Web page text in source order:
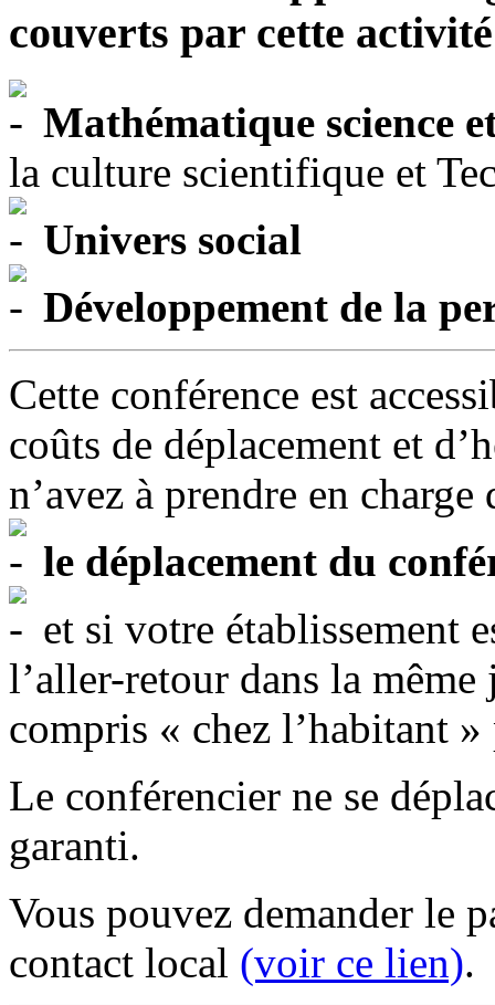
couverts par cette activité
Mathématique science
la culture scientifique et
Univers social
Développement de la
Cette conférence est
coûts de déplacement et
n’avez à prendre en charge
le déplacement du
et si votre établissement
l’aller-retour dans la
compris « chez l’habitant
Le conférencier ne se
garanti.
Vous pouvez demander le
contact local (voir ce lien).